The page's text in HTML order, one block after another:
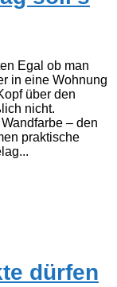
Egal ob man
in eine Wohnung
über den
nicht.
– den
praktische
dürfen